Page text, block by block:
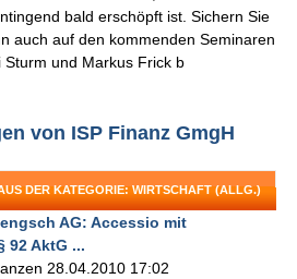
bald erschöpft ist. Sichern Sie
auch auf den kommenden Seminaren
und Markus Frick b
von ISP Finanz GmgH
DER KATEGORIE: WIRTSCHAFT (ALLG.)
AG: Accessio mit
92 AktG ...
28.04.2010 17:02